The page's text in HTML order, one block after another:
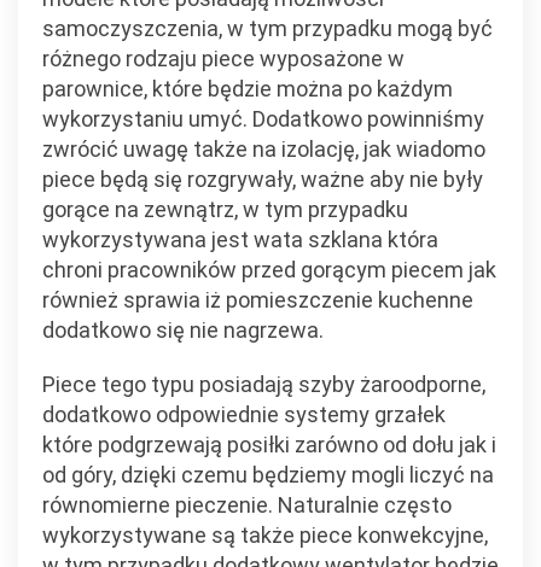
samoczyszczenia, w tym przypadku mogą być
różnego rodzaju piece wyposażone w
parownice, które będzie można po każdym
wykorzystaniu umyć. Dodatkowo powinniśmy
zwrócić uwagę także na izolację, jak wiadomo
piece będą się rozgrywały, ważne aby nie były
gorące na zewnątrz, w tym przypadku
wykorzystywana jest wata szklana która
chroni pracowników przed gorącym piecem jak
również sprawia iż pomieszczenie kuchenne
dodatkowo się nie nagrzewa.
Piece tego typu posiadają szyby żaroodporne,
dodatkowo odpowiednie systemy grzałek
które podgrzewają posiłki zarówno od dołu jak i
od góry, dzięki czemu będziemy mogli liczyć na
równomierne pieczenie. Naturalnie często
wykorzystywane są także piece konwekcyjne,